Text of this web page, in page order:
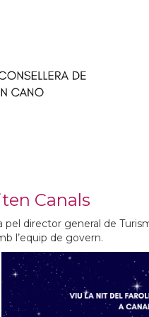
Canals
pel director general de
l’equip de govern.